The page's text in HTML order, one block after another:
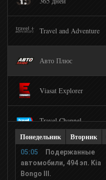
Travel and Adventure
Авто Плюс
Viasat Explorer
Travel Channel
Ностальгия
Понедельник Вторник
05:05
Подержанные
автомобили, 494 эп. Kia
Bongo III.